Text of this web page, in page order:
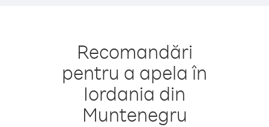
Recomandări
pentru a apela în
Iordania din
Muntenegru